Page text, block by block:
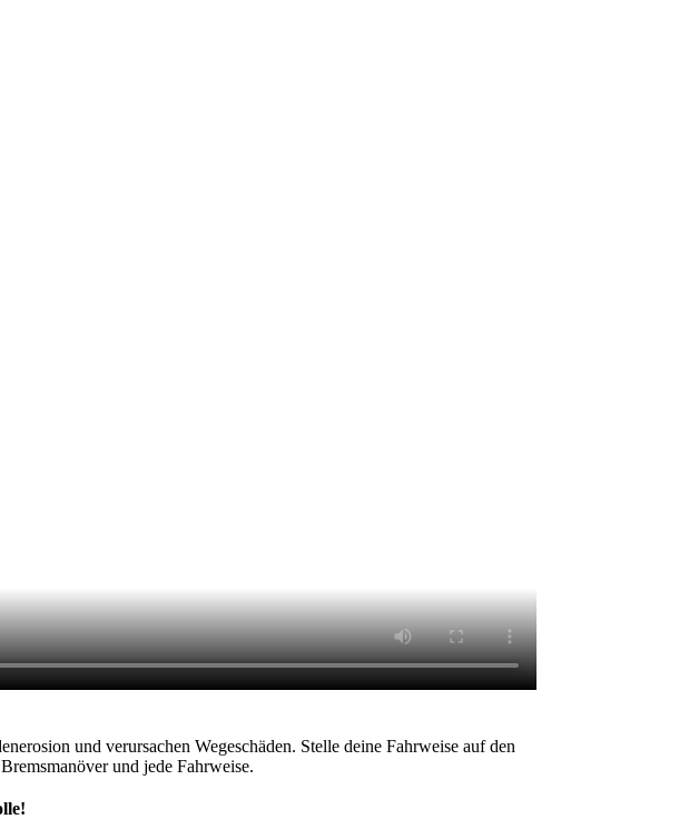
und verursachen Wegeschäden. Stelle deine Fahrweise auf den
und jede Fahrweise.